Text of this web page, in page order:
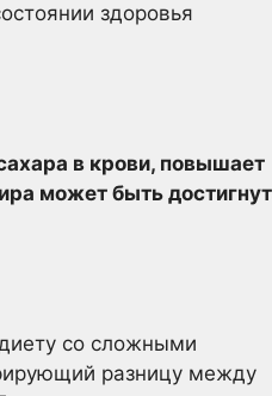
здоровья
в крови, повышает
может быть
со сложными
разницу между